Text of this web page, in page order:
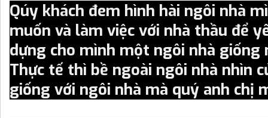
Qúy khách đem hình hài ngôi nhà
muốn và làm việc với nhà thầu để
dựng cho mình một ngôi nhà giống
Thực tế thì bề ngoài ngôi nhà nhìn
giống với ngôi nhà mà quý anh chị